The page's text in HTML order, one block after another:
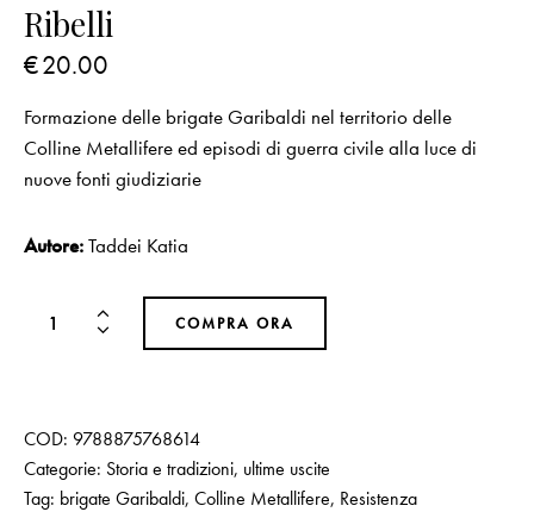
Ribelli
€20.00
Formazione delle brigate Garibaldi nel territorio delle
Colline Metallifere ed episodi di guerra civile alla luce di
nuove fonti giudiziarie
Autore:Taddei Katia
COMPRA ORA
COD: 9788875768614
Categorie: Storia e tradizioni, ultime uscite
Tag: brigate Garibaldi, Colline Metallifere, Resistenza